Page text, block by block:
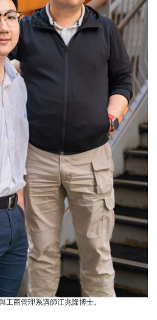
工商管理系講師江兆隆博士。